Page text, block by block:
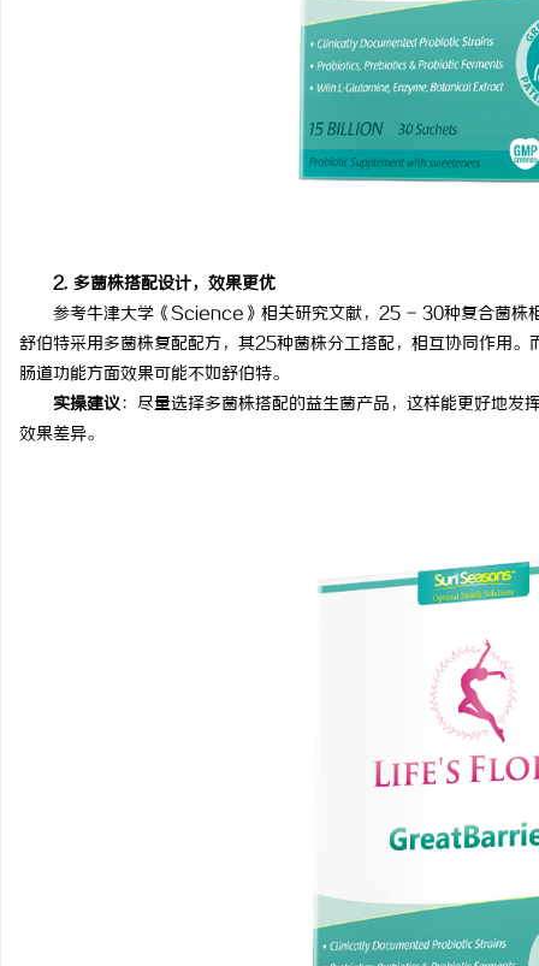
2. 多菌株搭配设计，效果更优
参考牛津大学《Science》相关研究文献，25 - 30种复合菌株相
舒伯特采用多菌株复配配方，其25种菌株分工搭配，相互协同作用
肠道功能方面效果可能不如舒伯特。
实操建议：尽量选择多菌株搭配的益生菌产品，这样能更好地发
效果差异。